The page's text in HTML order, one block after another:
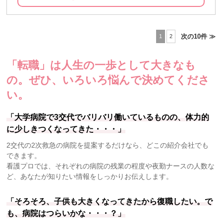
1 2 次の10件 ≫
「転職」は人生の一歩として大きなも
の。ぜひ、いろいろ悩んで決めてくださ
い。
「大学病院で3交代でバリバリ働いているものの、体力的
に少しきつくなってきた・・・」
2交代の2次救急の病院を提案するだけなら、どこの紹介会社でも
できます。
看護プロでは、それぞれの病院の残業の程度や夜勤ナースの人数な
ど、あなたが知りたい情報をしっかりお伝えします。
「そろそろ、子供も大きくなってきたから復職したい。で
も、病院はつらいかな・・・？」